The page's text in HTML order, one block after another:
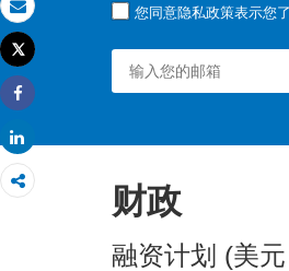
发送电子邮件
打印
Tweet
Share
您同意隐私政策表示您
财政
融资计划 (美